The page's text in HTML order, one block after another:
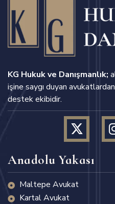
KG Hukuk ve Danışmanlık;
işine saygı duyan
destek ekibidir.
Anadolu Yakası
Maltepe Avukat
Kartal Avukat